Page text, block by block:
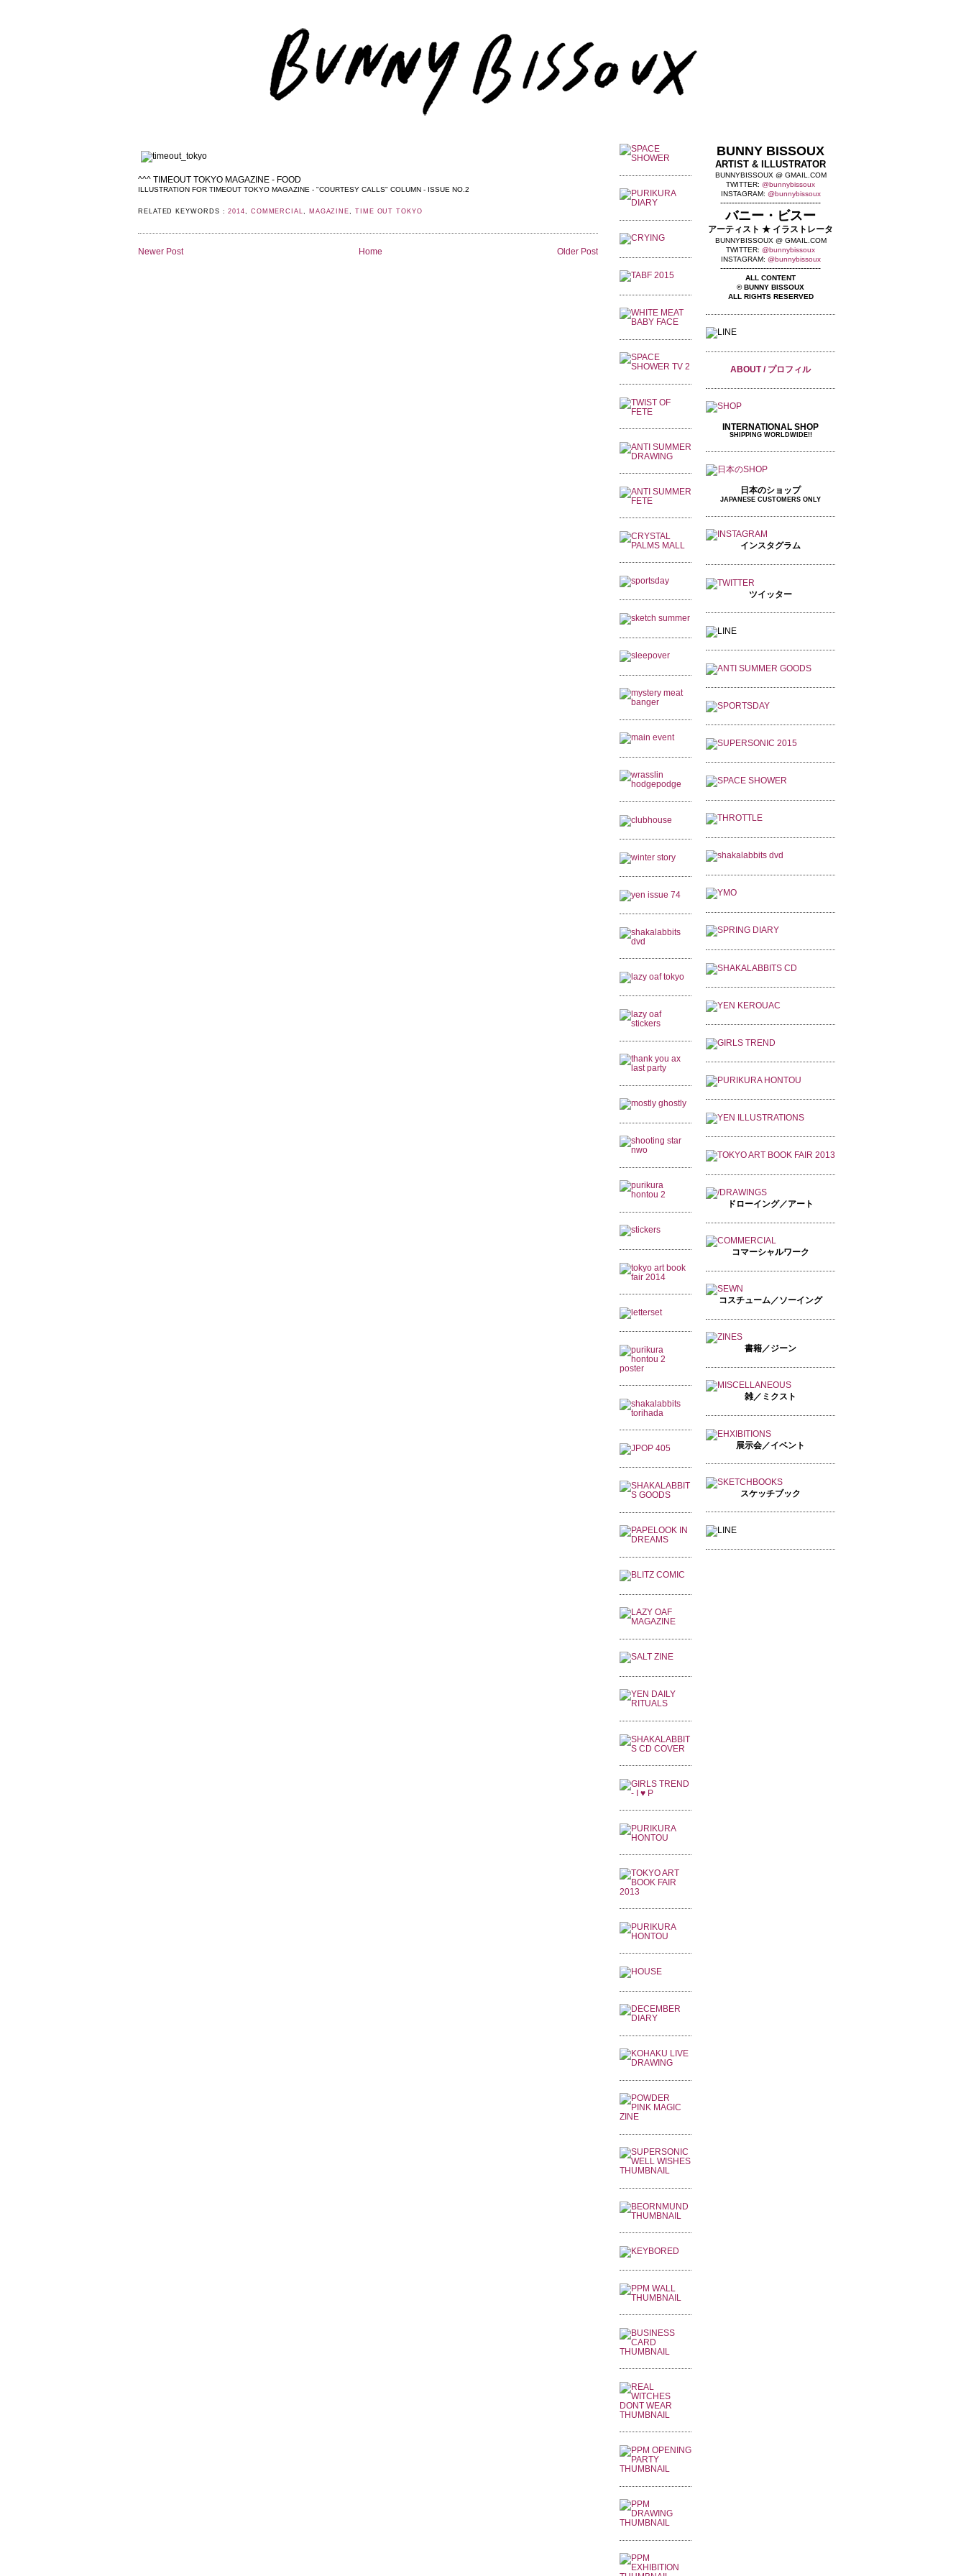
^^^ TIMEOUT TOKYO MAGAZINE - FOOD
ILLUSTRATION FOR TIMEOUT TOKYO MAGAZINE - "COURTESY CALLS" COLUMN - ISSUE NO.2
RELATED KEYWORDS :2014 COMMERCIAL MAGAZINE TIME OUT TOKYO
Newer Post Older Post
Home
BUNNY BISSOUX
ARTIST & ILLUSTRATOR
BUNNYBISSOUX @ GMAIL.COM
TWITTER: @bunnybissoux
INSTAGRAM: @bunnybissoux
-----------------------------------
バニー・ビスー
アーティスト ★ イラストレータ
BUNNYBISSOUX @ GMAIL.COM
TWITTER: @bunnybissoux
INSTAGRAM: @bunnybissoux
-----------------------------------
ALL CONTENT
© BUNNY BISSOUX
ALL RIGHTS RESERVED
ABOUT / プロフィル
INTERNATIONAL SHOP
SHIPPING WORLDWIDE!!
日本のショップ
JAPANESE CUSTOMERS ONLY
インスタグラム
ツイッター
ドローイング／アート
コマーシャルワーク
コスチューム／ソーイング
書籍／ジーン
雑／ミクスト
展示会／イベント
スケッチブック